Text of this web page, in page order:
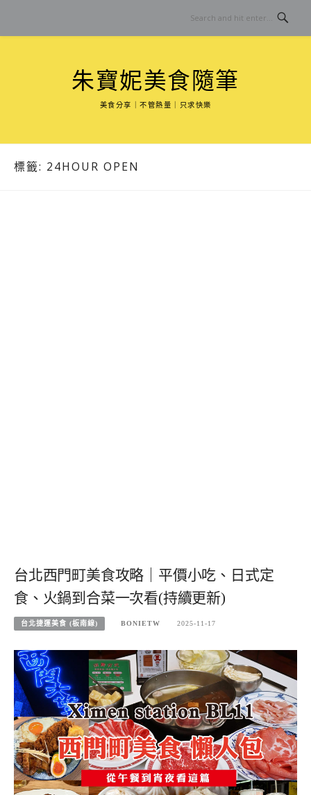
content
朱寶妮美食隨筆
美食分享｜不管熱量｜只求快樂
標籤: 24HOUR OPEN
台北西門町美食攻略｜平價小吃、日式定
食、火鍋到合菜一次看(持續更新)
台北捷運美食 (板南線) BONIETW 2025-11-17